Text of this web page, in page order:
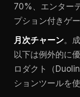
70%、エンター
プション付きゲ
月次チャーン。
以下は例外的に
ロダクト（
ションツールを